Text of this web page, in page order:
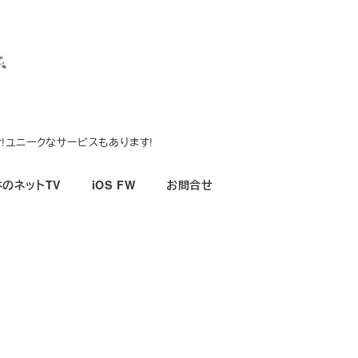
ニークなサービスもあります!
ネットTV iOS FW お問合せ